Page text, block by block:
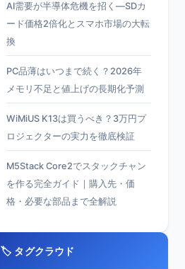
AI需要が半導体危機を招く—SDカ
ード価格2倍化とスマホ市場の大転
換
PC品薄はいつまで続く？2026年
メモリ不足と値上げの長期化予測
WiMiUS K13は買うべき？3万円プ
ロジェクターの実力を徹底検証
M5Stack Core2でスタックチャン
を作る完全ガイド｜購入先・価
格・必要な部品まで全解説
🏷️ タグクラウド